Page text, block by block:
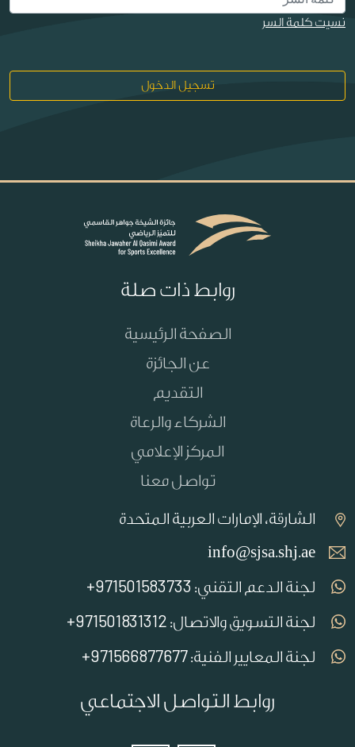
نسيت كلمة السر
تسجيل الدخول
روابط ذات صلة
الصفحة الرئيسية
عن الجائزة
التقديم
الشركاء والرعاة
المركز الإعلامي
تواصل معنا
الشارقة، الإمارات العربية المتحدة
info@sjsa.shj.ae
لجنة الدعم التقني: 971501583733+
لجنة التسويق والاتصال: 971501831312+
لجنة المعايير الفنية:971566877677+
روابط التواصل الاجتماعي